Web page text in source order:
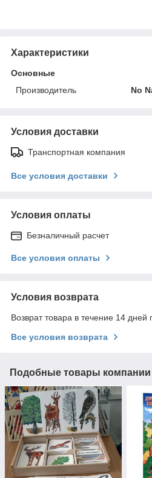
Характеристики
Основные
Производитель
No
Условия доставки
Транспортная компания
Все условия доставки
Условия оплаты
Безналичный расчет
Все условия оплаты
Условия возврата
Возврат товара в течение 14 дней
Все условия возврата
Подобные товары компании